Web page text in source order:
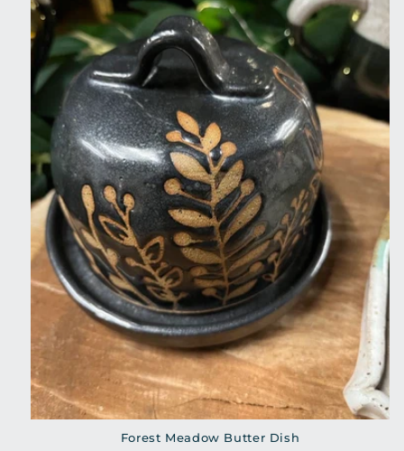
Forest Meadow Butter Dish